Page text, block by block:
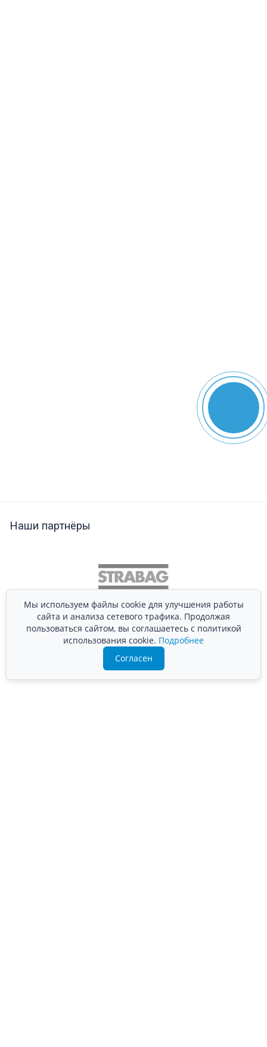
Наши партнёры
Подробно расскажем о наших услугах, видах работ и
Мы используем файлы cookie для улучшения работы
сайта и анализа сетевого трафика. Продолжая
пользоваться сайтом, вы соглашаетесь с политикой
использования cookie. Подробнее
Согласен